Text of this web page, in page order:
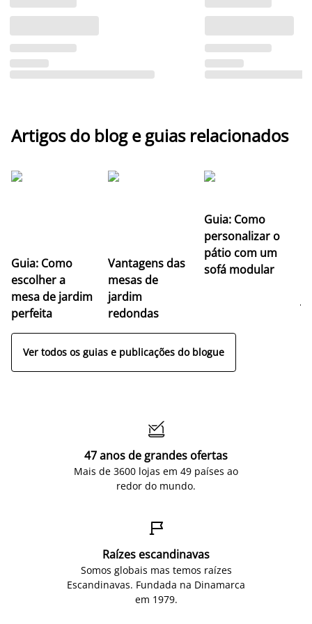
Artigos do blog e guias relacionados
Guia: Como
escolher a
mesa de jardim
perfeita
Vantagens das
mesas de
jardim
redondas
Guia: Como
personalizar o
pátio com um
sofá modular
Ver todos os guias e publicações do blogue

47 anos de grandes ofertas
Mais de 3600 lojas em 49 países ao
redor do mundo.

Raízes escandinavas
Somos globais mas temos raízes
Escandinavas. Fundada na Dinamarca
em 1979.